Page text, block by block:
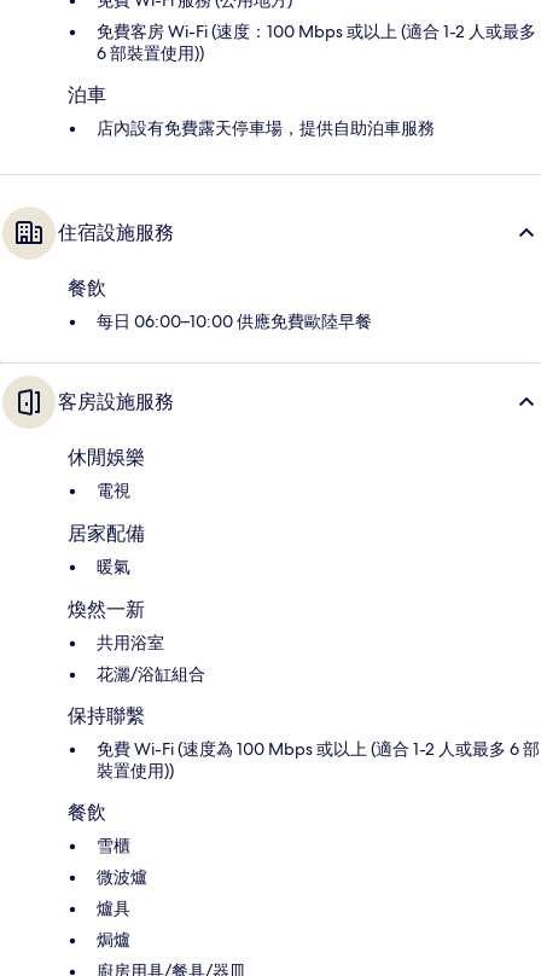
免費客房 Wi-Fi (速度：100 Mbps 或以上 (適合 1-2 人或最多
6 部裝置使用))
泊車
店內設有免費露天停車場，提供自助泊車服務
住宿設施服務
餐飲
每日 06:00–10:00 供應免費歐陸早餐
客房設施服務
休閒娛樂
電視
居家配備
暖氣
煥然一新
共用浴室
花灑/浴缸組合
保持聯繫
免費 Wi-Fi (速度為 100 Mbps 或以上 (適合 1-2 人或最多 6 部
裝置使用))
餐飲
雪櫃
微波爐
爐具
焗爐
廚房用具/餐具/器皿